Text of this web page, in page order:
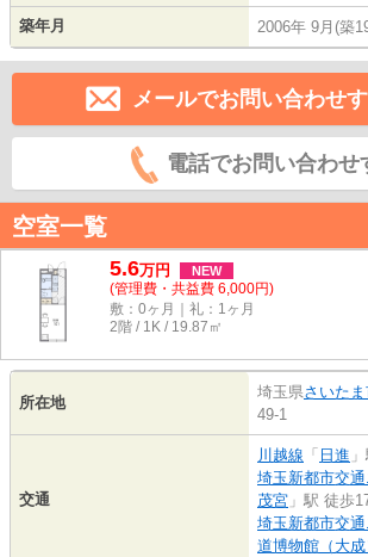
築年月 2006年 9月(築
メールでお問い合わせ
電話でお問い合わせ
空室一覧
5.6万円 NEW
(管理費・共益費 6,000円)
敷：0ヶ月｜礼：1ヶ月
2階 / 1K / 19.87㎡
所在地
埼玉県さいた
49-1
交通
川越線 「 日進
埼玉新都市交
茂宮 」駅 徒歩
埼玉新都市交
道博物館（大成